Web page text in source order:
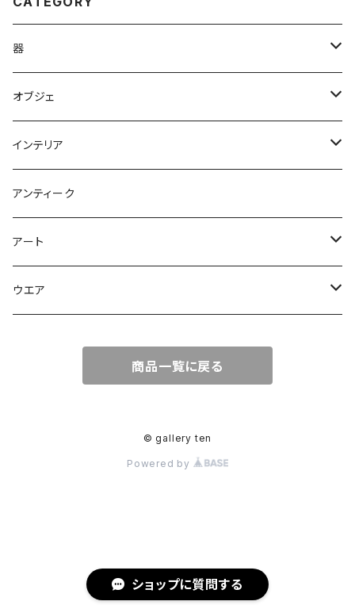
ショップに質問する
器
やきもの
ガラス
木
鉢
皿
オブジェ
オブジェ
アクセサリー
鉢
皿
インテリア
ライト 照明
花器
アンティーク
アート
彫刻
ウエア
商品一覧に戻る
© gallery ten
Powered by